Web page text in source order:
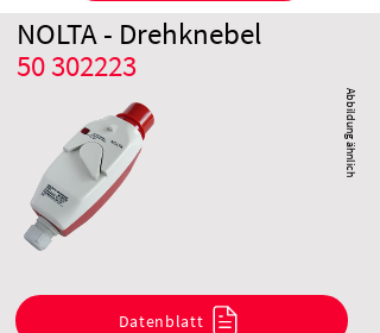
50 302223
NOLTA - Drehknebel
Abbildung ähnlich
Datenblatt